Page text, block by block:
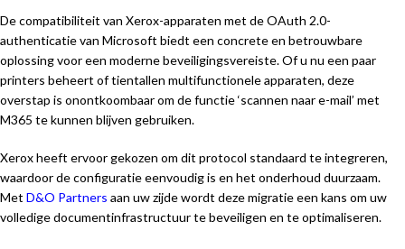
De compatibiliteit van Xerox-apparaten met de OAuth 2.0-
authenticatie van Microsoft biedt een concrete en betrouwbare
oplossing voor een moderne beveiligingsvereiste. Of u nu een paar
printers beheert of tientallen multifunctionele apparaten, deze
overstap is onontkoombaar om de functie ‘scannen naar e-mail’ met
M365 te kunnen blijven gebruiken.
Xerox heeft ervoor gekozen om dit protocol standaard te integreren,
waardoor de configuratie eenvoudig is en het onderhoud duurzaam.
Met D&O Partners aan uw zijde wordt deze migratie een kans om uw
volledige documentinfrastructuur te beveiligen en te optimaliseren.